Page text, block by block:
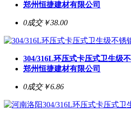
郑州恒捷建材有限公司
0成交￥38.00
304/316L环压式卡压式卫生级
郑州恒捷建材有限公司
0成交￥6.86